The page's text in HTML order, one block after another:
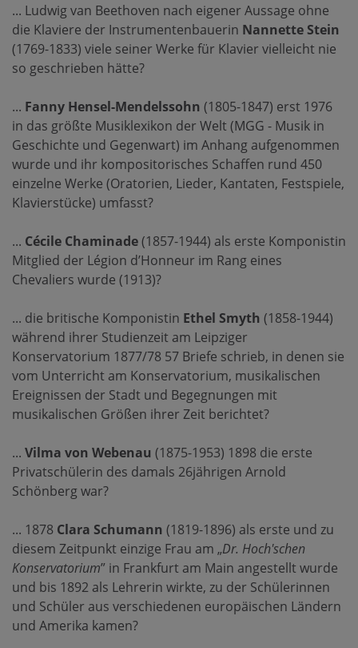
... Ludwig van Beethoven nach eigener Aussage ohne
die Klaviere der Instrumentenbauerin Nannette Stein
(1769-1833) viele seiner Werke für Klavier vielleicht nie
so geschrieben hätte?
... Fanny Hensel-Mendelssohn (1805-1847) erst 1976
in das größte Musiklexikon der Welt (MGG - Musik in
Geschichte und Gegenwart) im Anhang aufgenommen
wurde und ihr kompositorisches Schaffen rund 450
einzelne Werke (Oratorien, Lieder, Kantaten, Festspiele,
Klavierstücke) umfasst?
... Cécile Chaminade(1857-1944) als erste Komponistin
Mitglied der Légion d’Honneur im Rang eines
Chevaliers wurde (1913)?
... die britische Komponistin Ethel Smyth (1858-1944)
während ihrer Studienzeit am Leipziger
Konservatorium 1877/78 57 Briefe schrieb, in denen sie
vom Unterricht am Konservatorium, musikalischen
Ereignissen der Stadt und Begegnungen mit
musikalischen Größen ihrer Zeit berichtet?
... Vilma von Webenau (1875-1953) 1898 die erste
Privatschülerin des damals 26jährigen Arnold
Schönberg war?
... 1878 Clara Schumann (1819-1896) als erste und zu
diesem Zeitpunkt einzige Frau am „Dr. Hoch'schen
Konservatorium” in Frankfurt am Main angestellt wurde
und bis 1892 als Lehrerin wirkte, zu der Schülerinnen
und Schüler aus verschiedenen europäischen Ländern
und Amerika kamen?